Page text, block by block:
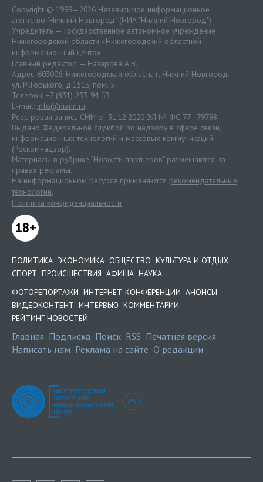
Copyright © 1999—2026 Независимое информационное
агентство "Нижний Новгород" (НИА "Нижний Новгород")
Учредитель — Государственное автономное учреждение
Нижегородской области «Нижегородский областной
информационный центр»
Главный редактор — Назарова А.В.
Адрес: 603006, Нижегородская область, г. Нижний Новгород.
ул. М.Горького, д.151Б, пом. 5
Телефон: +7 (831) 233-94-53
E-mail: info@niann.ru
Реестровая запись СМИ от 31.12.2020 ЭЛ № ФС 77 - 79798.
Выдано Федеральной службой по надзору в сфере связи,
информационных технологий и массовых коммуникаций
(Роскомнадзор).
Материалы в рубрике "Новости партнеров" размещаются на
правах рекламы.
На информационном ресурсе применяются рекомендательные
технологии.
Политика конфиденциальности
18+
ПОЛИТИКА ЭКОНОМИКА ОБЩЕСТВО КУЛЬТУРА И ОТДЫХ
СПОРТ ПРОИСШЕСТВИЯ АФИША НАУКА
ФОТОРЕПОРТАЖИ ИНТЕРНЕТ-КОНФЕРЕНЦИИ АНОНСЫ
ВИДЕОКОНТЕНТ ИНТЕРВЬЮ КОММЕНТАРИИ
РЕЙТИНГ НОВОСТЕЙ
Главная Подписка Поиск RSS Печатная версия
Написать нам Реклама на сайте О редакции